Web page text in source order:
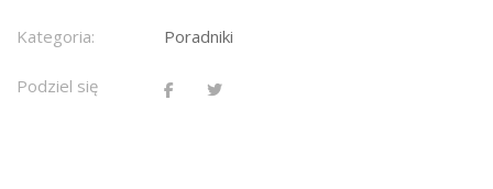
Kategoria: Poradniki
Podziel się